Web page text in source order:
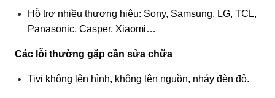
Hỗ trợ nhiều thương hiệu: Sony, Samsung, LG, TCL,
Panasonic, Casper, Xiaomi…
Các lỗi thường gặp cần sửa chữa
Tivi không lên hình, không lên nguồn, nháy đèn đỏ.